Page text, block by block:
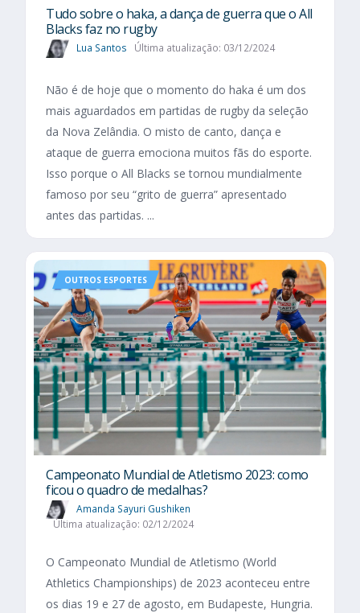
Tudo sobre o haka, a dança de guerra que o All
Blacks faz no rugby
Lua Santos Última atualização: 03/12/2024
Não é de hoje que o momento do haka é um dos
mais aguardados em partidas de rugby da seleção
da Nova Zelândia. O misto de canto, dança e
ataque de guerra emociona muitos fãs do esporte.
Isso porque o All Blacks se tornou mundialmente
famoso por seu “grito de guerra” apresentado
antes das partidas. ...
OUTROS ESPORTES
Campeonato Mundial de Atletismo 2023: como
ficou o quadro de medalhas?
Amanda Sayuri Gushiken
Última atualização: 02/12/2024
O Campeonato Mundial de Atletismo (World
Athletics Championships) de 2023 aconteceu entre
os dias 19 e 27 de agosto, em Budapeste, Hungria.